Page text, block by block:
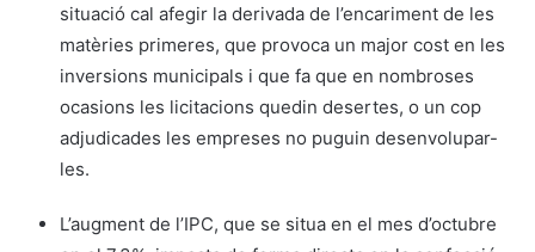
situació cal afegir la derivada de l’encariment de les
matèries primeres, que provoca un major cost en les
inversions municipals i que fa que en nombroses
ocasions les licitacions quedin desertes, o un cop
adjudicades les empreses no puguin desenvolupar-
les.
L’augment de l’IPC, que se situa en el mes d’octubre